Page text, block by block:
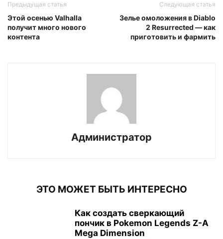
Предыдущая статья
Этой осенью Valhalla
получит много нового
контента
Следующая статья
Зелье омоложения в Diablo
2 Resurrected — как
приготовить и фармить
Администратор
ЭТО МОЖЕТ БЫТЬ ИНТЕРЕСНО
Как создать сверкающий
пончик в Pokemon Legends Z-A
Mega Dimension